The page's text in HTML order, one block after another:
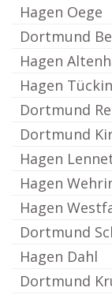
Hagen Oege
Dortmund
Hagen
Hagen
Dortmund
Dortmund
Hagen
Hagen
Hagen
Dortmund
Hagen Dahl
Dortmund